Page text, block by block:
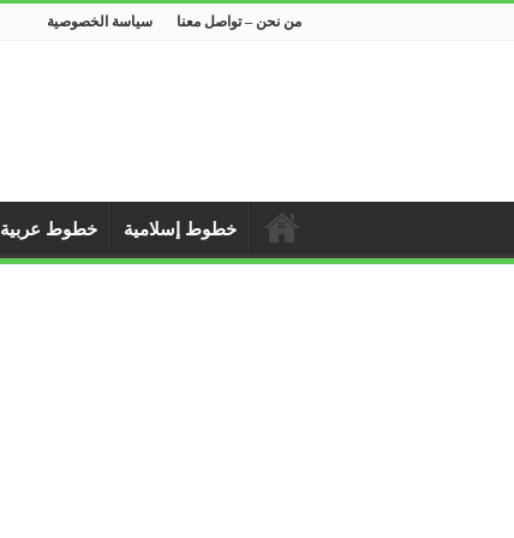
من نحن – تواصل معنا سياسة الخصوصية
خطوط إسلامية خطوط عربية